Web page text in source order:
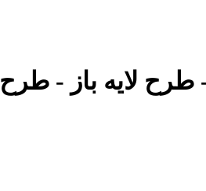
لایه باز - طرح ۲۰